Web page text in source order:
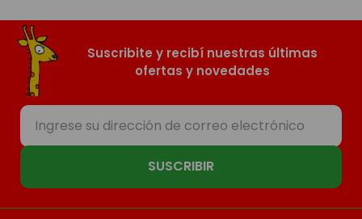
Suscribite y recibí nuestras últimas
ofertas y novedades
SUSCRIBIR